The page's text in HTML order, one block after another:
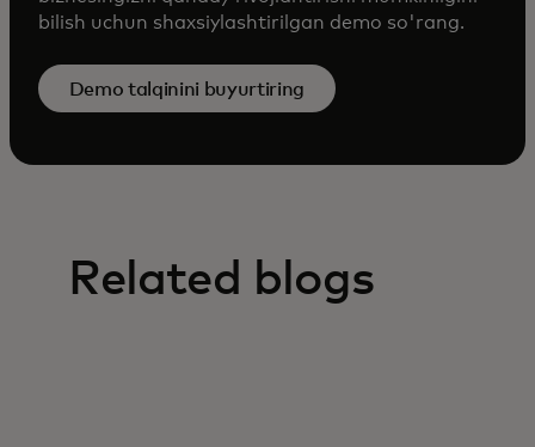
bilish uchun shaxsiylashtirilgan demo so'rang.
Demo talqinini buyurtiring
Related blogs